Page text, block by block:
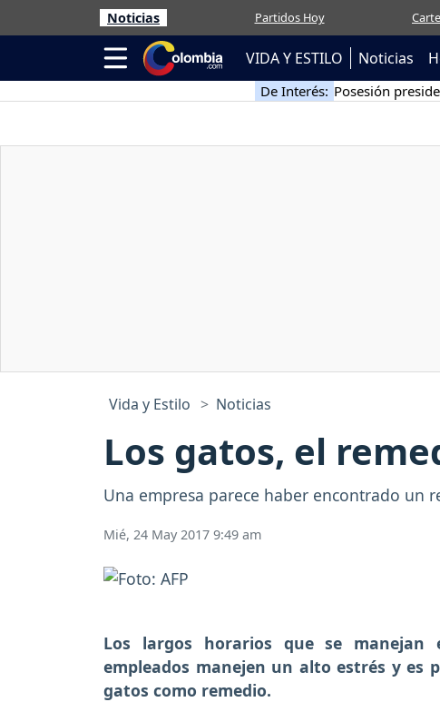
Noticias Partidos Hoy
VIDA Y ESTILO Noticias
De Interés: Posesión
Vida y Estilo Noticias
Los gatos, el
Una empresa parece haber encontrado un
Mié, 24 May 2017 9:49 am
Los largos horarios que se
empleados manejen un alto estrés y es
gatos como remedio.